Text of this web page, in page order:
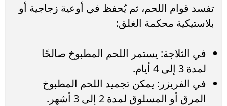
تفسد قوام اللحم، ثم يُحفظ في أوعية زجاجية أو
بلاستيكية محكمة الغلق:
في الثلاجة: يستمر اللحم المطبوخ صالحًا
لمدة 3 إلى 4 أيام.
في الفريزر: يمكن تجميد اللحم المطبوخ
المرق أو المسلوق لمدة 2 إلى 3 أشهر.